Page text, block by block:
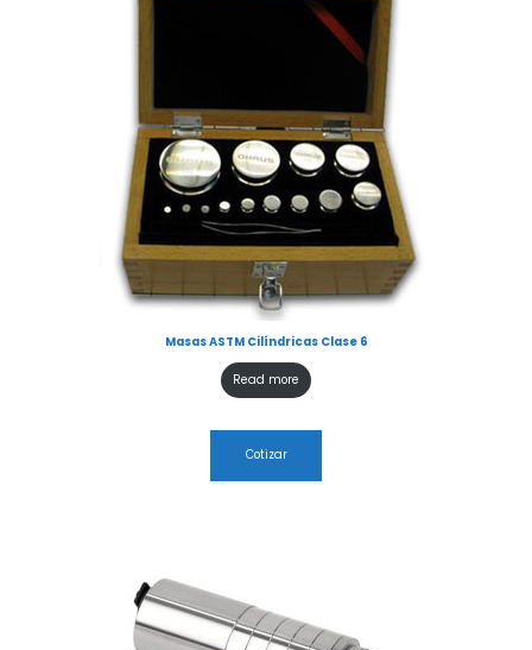
Masas ASTM Cilíndricas Clase 6
Read more
Cotizar